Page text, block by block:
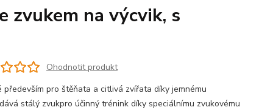
zvukem na výcvik, s
Ohodnotit produkt
především pro štěňata a citlivá zvířata díky jemnému
stálý zvukpro účinný trénink díky speciálnímu zvukovému